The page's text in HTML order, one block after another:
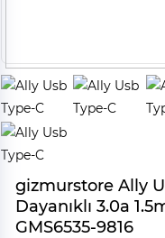
gizmurstore Ally
Dayanıklı 3.0a
GMS6535-9816